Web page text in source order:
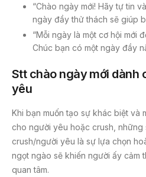
“Chào ngày mới! Hãy tự tin
ngày đầy thử thách sẽ giúp
“Mỗi ngày là một cơ hội mới
Chúc bạn có một ngày đầy
Stt chào ngày mới dành
yêu
Khi bạn muốn tạo sự khác biệt và
cho người yêu hoặc crush, những
crush/người yêu là sự lựa chọn
ngọt ngào sẽ khiến người ấy cảm
quan tâm.